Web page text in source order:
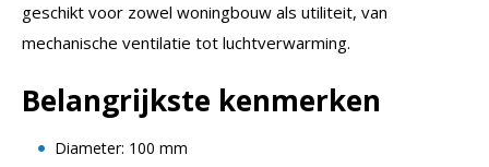
geschikt voor zowel woningbouw als utiliteit, van
mechanische ventilatie tot luchtverwarming.
Belangrijkste kenmerken
Diameter: 100 mm